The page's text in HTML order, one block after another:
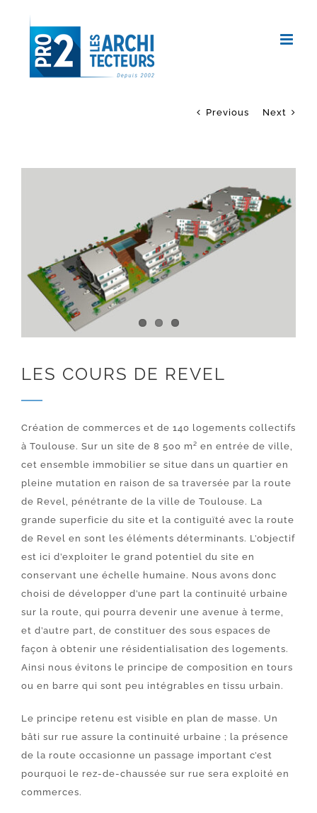
contenu
Previous Next
LES COURS DE REVEL
Création de commerces et de 140 logements collectifs
à Toulouse. Sur un site de 8 500 m² en entrée de ville,
cet ensemble immobilier se situe dans un quartier en
pleine mutation en raison de sa traversée par la route
de Revel, pénétrante de la ville de Toulouse. La
grande superficie du site et la contiguïté avec la route
de Revel en sont les éléments déterminants. L’objectif
est ici d’exploiter le grand potentiel du site en
conservant une échelle humaine. Nous avons donc
choisi de développer d’une part la continuité urbaine
sur la route, qui pourra devenir une avenue à terme,
et d’autre part, de constituer des sous espaces de
façon à obtenir une résidentialisation des logements.
Ainsi nous évitons le principe de composition en tours
ou en barre qui sont peu intégrables en tissu urbain.
Le principe retenu est visible en plan de masse. Un
bâti sur rue assure la continuité urbaine ; la présence
de la route occasionne un passage important c’est
pourquoi le rez-de-chaussée sur rue sera exploité en
commerces.